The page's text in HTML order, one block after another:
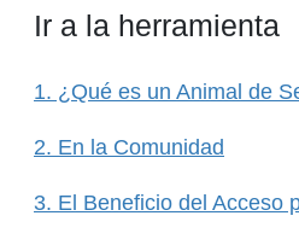
Ir a la herramienta
1. ¿Qué es un Animal de
2. En la Comunidad
3. El Beneficio del Acceso